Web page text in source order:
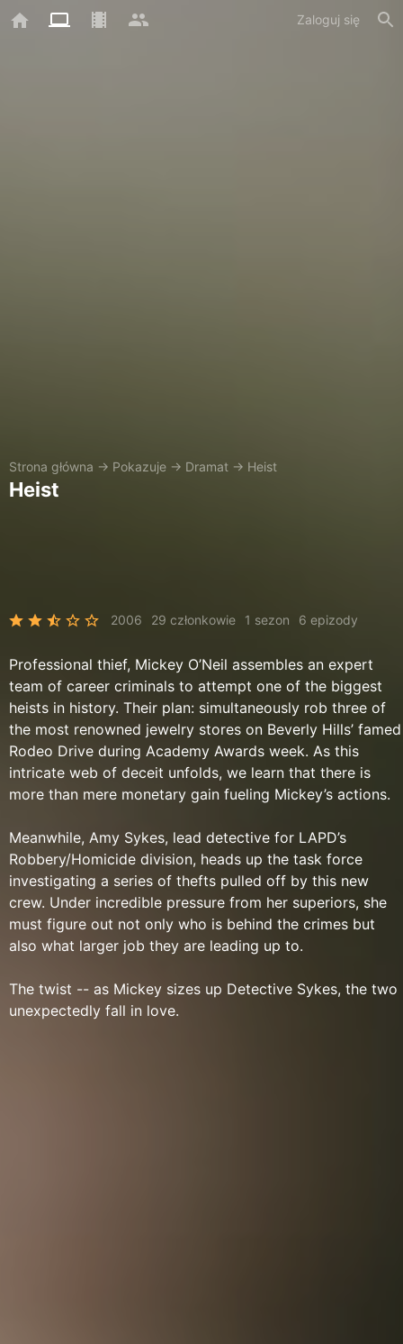
Zaloguj się
Strona główna → Pokazuje → Dramat → Heist
Heist
2006 29 członkowie 1 sezon 6 epizody
Professional thief, Mickey O’Neil assembles an expert
team of career criminals to attempt one of the biggest
heists in history. Their plan: simultaneously rob three of
the most renowned jewelry stores on Beverly Hills’ famed
Rodeo Drive during Academy Awards week. As this
intricate web of deceit unfolds, we learn that there is
more than mere monetary gain fueling Mickey’s actions.
Meanwhile, Amy Sykes, lead detective for LAPD’s
Robbery/Homicide division, heads up the task force
investigating a series of thefts pulled off by this new
crew. Under incredible pressure from her superiors, she
must figure out not only who is behind the crimes but
also what larger job they are leading up to.
The twist -- as Mickey sizes up Detective Sykes, the two
unexpectedly fall in love.